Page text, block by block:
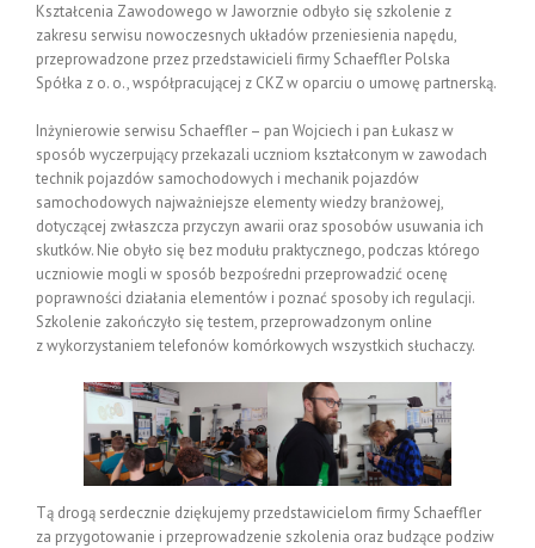
Kształcenia Zawodowego w Jaworznie odbyło się szkolenie z
zakresu serwisu nowoczesnych układów przeniesienia napędu,
przeprowadzone przez przedstawicieli firmy Schaeffler Polska
Spółka z o. o., współpracującej z CKZ w oparciu o umowę partnerską.
Inżynierowie serwisu Schaeffler – pan Wojciech i pan Łukasz w
sposób wyczerpujący przekazali uczniom kształconym w zawodach
technik pojazdów samochodowych i mechanik pojazdów
samochodowych najważniejsze elementy wiedzy branżowej,
dotyczącej zwłaszcza przyczyn awarii oraz sposobów usuwania ich
skutków. Nie obyło się bez modułu praktycznego, podczas którego
uczniowie mogli w sposób bezpośredni przeprowadzić ocenę
poprawności działania elementów i poznać sposoby ich regulacji.
Szkolenie zakończyło się testem, przeprowadzonym online
z wykorzystaniem telefonów komórkowych wszystkich słuchaczy.
Tą drogą serdecznie dziękujemy przedstawicielom firmy Schaeffler
za przygotowanie i przeprowadzenie szkolenia oraz budzące podziw